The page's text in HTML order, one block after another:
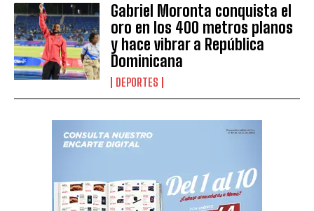
Gabriel Moronta conquista el
oro en los 400 metros planos
y hace vibrar a República
Dominicana
DEPORTES